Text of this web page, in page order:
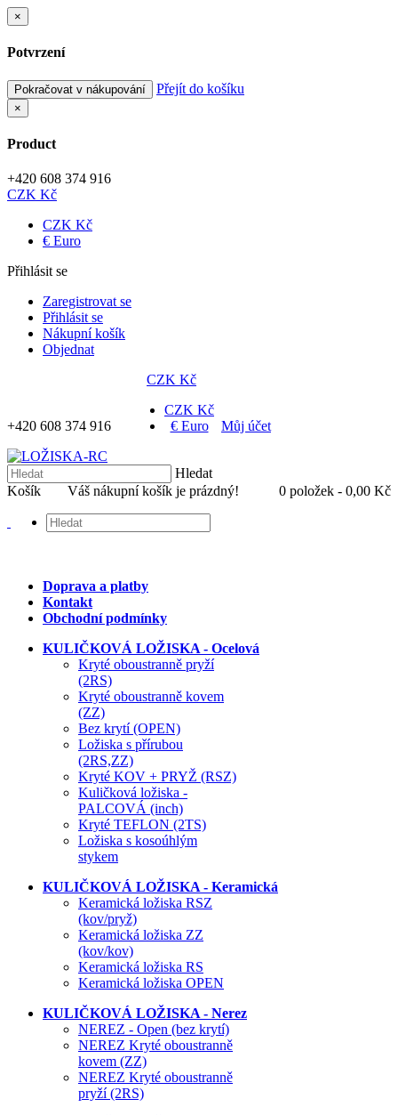
×
Potvrzení
Pokračovat v nákupování Přejít do košíku
×
Product
+420 608 374 916
CZK Kč
CZK Kč
€ Euro
Přihlásit se
Zaregistrovat se
Přihlásit se
Nákupní košík
Objednat
+420 608 374 916
CZK Kč
CZK Kč
€ Euro
Můj účet
Hledat
Košík
0 položek - 0,00 Kč
Váš nákupní košík je prázdný!
Doprava a platby
Kontakt
Obchodní podmínky
KULIČKOVÁ LOŽISKA - Ocelová
Kryté oboustranně pryží
(2RS)
Kryté oboustranně kovem
(ZZ)
Bez krytí (OPEN)
Ložiska s přírubou
(2RS,ZZ)
Kryté KOV + PRYŽ (RSZ)
Kuličková ložiska -
PALCOVÁ (inch)
Kryté TEFLON (2TS)
Ložiska s kosoúhlým
stykem
KULIČKOVÁ LOŽISKA - Keramická
Keramická ložiska RSZ
(kov/pryž)
Keramická ložiska ZZ
(kov/kov)
Keramická ložiska RS
Keramická ložiska OPEN
KULIČKOVÁ LOŽISKA - Nerez
NEREZ - Open (bez krytí)
NEREZ Kryté oboustranně
kovem (ZZ)
NEREZ Kryté oboustranně
pryží (2RS)